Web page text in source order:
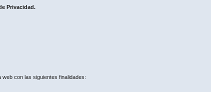
Privacidad.
con las siguientes finalidades: